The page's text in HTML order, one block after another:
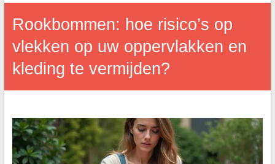
Rookbommen: hoe risico’s op
vlekken op uw oppervlakken en
kleding te vermijden?